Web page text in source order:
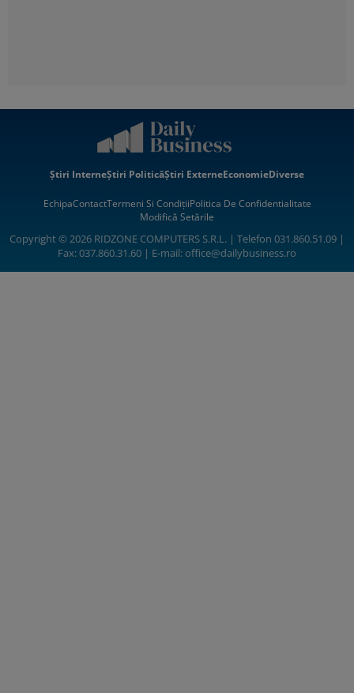
Știri InterneȘtiri PoliticăȘtiri ExterneEconomieDiverse
EchipaContactTermeni Si CondițiiPolitica De Confidentialitate
Modifică Setările
Copyright © 2026 RIDZONE COMPUTERS S.R.L. | Telefon 031.860.51.09 |
Fax: 037.860.31.60 | E-mail:office@dailybusiness.ro